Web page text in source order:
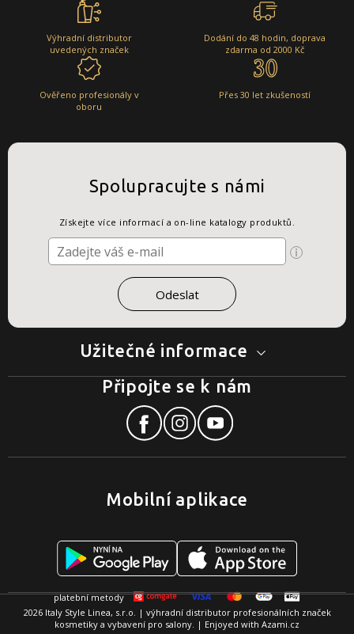
Výhradní distributor
uvedených značek
Dodání do 48 hodin, doprava
zdarma od 2000 Kč
Ověřeno profesionály v
oboru
Přes 30 let zkušeností
Užitečné informace
Spolupracujte s námi
Získejte více informací a on-line katalogy produktů.
Mobilní aplikace
Připojte se k nám
2026 Italy Style Linea, s.r.o. | výhradní distributor profesionálních značek
kosmetiky a vybavení pro salony. | Enjoyed with Azami.cz